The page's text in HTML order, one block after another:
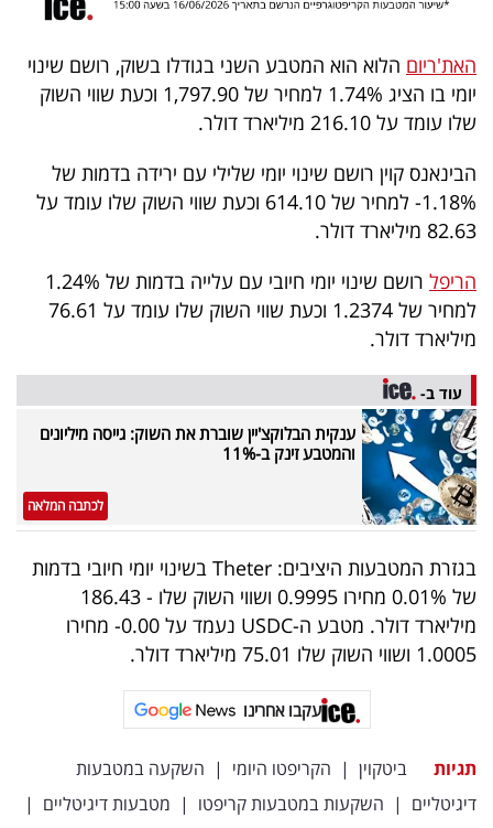
דרושים
ניוזלטרים
מייל
פרסמו
באייס
עקבו
אחרינו:
האת'ריום הלוא הוא המטבע השני בגודלו בשוק, רושם שינוי
יומי בו הציג 1.74% למחיר של 1,797.90 וכעת שווי השוק
שלו עומד על 216.10 מיליארד דולר.
הבינאנס קוין רושם שינוי יומי שלילי עם ירידה בדמות של
1.18%- למחיר של 614.10 וכעת שווי השוק שלו עומד על
82.63 מיליארד דולר.
הריפל
רושם שינוי יומי חיובי עם עלייה בדמות של 1.24%
למחיר של 1.2374 וכעת שווי השוק שלו עומד על 76.61
מיליארד דולר.
עוד ב-
ענקית הבלוקצ'יין שוברת את השוק: גייסה מיליונים
והמטבע זינק ב-11%
לכתבה המלאה
בגזרת המטבעות היציבים: Theter בשינוי יומי חיובי בדמות
של 0.01% מחירו 0.9995 ושווי השוק שלו - 186.43
מיליארד דולר. מטבע ה-USDC נעמד על 0.00- מחירו
1.0005 ושווי השוק שלו 75.01 מיליארד דולר.
עקבו אחרינו
תגיות ביטקוין | הקריפטו היומי | השקעה במטבעות
דיגיטליים | השקעות במטבעות קריפטו | מטבעות דיגיטליים |